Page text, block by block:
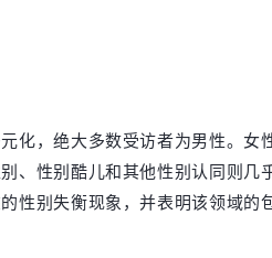
化，绝大多数受访者为男性。女
、性别酷儿和其他性别认同则几
性别失衡现象，并表明该领域的